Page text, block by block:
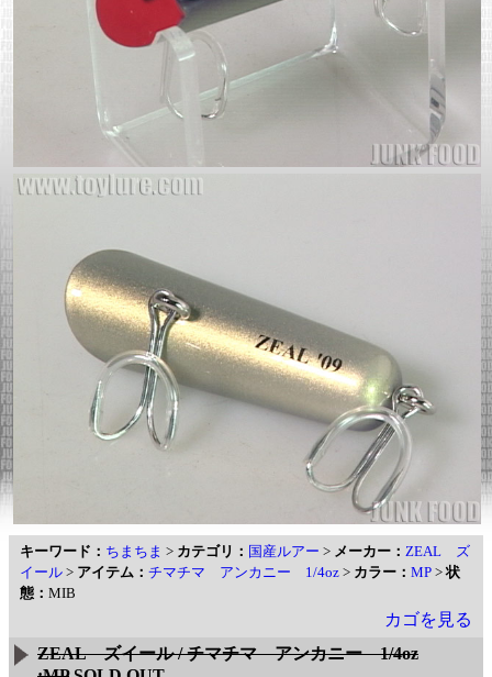
キーワード： ちまちま > カテゴリ： 国産ルアー > メーカー： ZEAL ズ
イール > アイテム： チマチマ アンカニー 1/4oz > カラー： MP >状
態： MIB
カゴを見る
ZEAL ズイール / チマチマ アンカニー 1/4oz